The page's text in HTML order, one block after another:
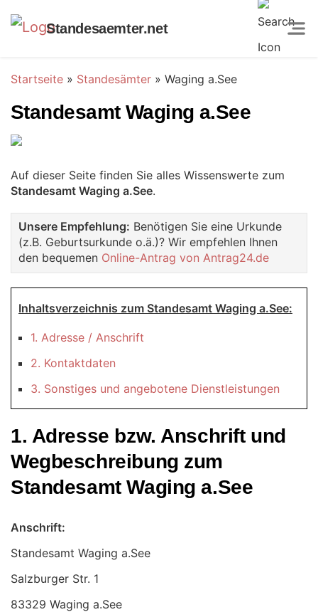
Standesaemter.net
Startseite » Standesämter » Waging a.See
Standesamt Waging a.See
Auf dieser Seite finden Sie alles Wissenswerte zum
Standesamt Waging a.See.
Unsere Empfehlung: Benötigen Sie eine Urkunde
(z.B. Geburtsurkunde o.ä.)? Wir empfehlen Ihnen
den bequemen Online-Antrag von Antrag24.de
Inhaltsverzeichnis zum Standesamt Waging a.See:
1. Adresse / Anschrift
2. Kontaktdaten
3. Sonstiges und angebotene Dienstleistungen
1. Adresse bzw. Anschrift und
Wegbeschreibung zum
Standesamt Waging a.See
Anschrift:
Standesamt Waging a.See
83329 Waging a.See